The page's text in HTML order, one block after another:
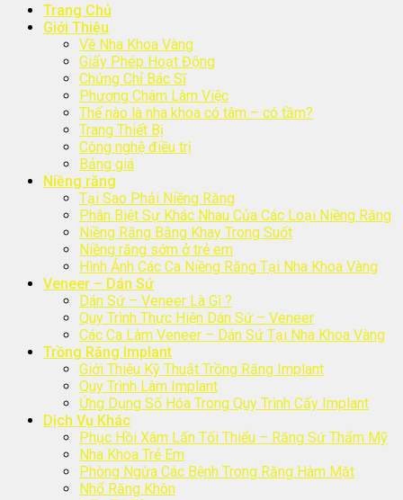
Trang Chủ
Giới Thiệu
Về Nha Khoa Vàng
Giấy Phép Hoạt Động
Chứng Chỉ Bác Sĩ
Phương Châm Làm Việc
Thế nào là nha khoa có tâm – có tầm?
Trang Thiết Bị
Công nghệ điều trị
Bảng giá
Niềng răng
Tại Sao Phải Niềng Răng
Phân Biệt Sự Khác Nhau Của Các Loại Niềng Răng
Niềng Răng Bằng Khay Trong Suốt
Niềng răng sớm ở trẻ em
Hình Ảnh Các Ca Niềng Răng Tại Nha Khoa Vàng
Veneer – Dán Sứ
Dán Sứ – Veneer Là Gì ?
Quy Trình Thực Hiện Dán Sứ – Veneer
Các Ca Làm Veneer – Dán Sứ Tại Nha Khoa Vàng
Trồng Răng Implant
Giới Thiệu Kỹ Thuật Trồng Răng Implant
Quy Trình Làm Implant
Ứng Dụng Số Hóa Trong Quy Trình Cấy Implant
Dịch Vụ Khác
Phục Hồi Xâm Lấn Tối Thiểu – Răng Sứ Thẩm Mỹ
Nha Khoa Trẻ Em
Phòng Ngừa Các Bệnh Trong Răng Hàm Mặt
Nhổ Răng Khôn